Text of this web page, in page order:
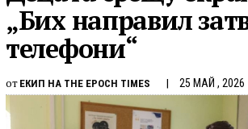
„Бих направил
телефони“
от ЕКИП НА THE EPOCH TIMES 25 МАЙ , 2026